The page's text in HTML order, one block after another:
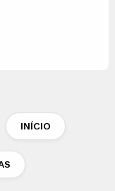
INÍCIO